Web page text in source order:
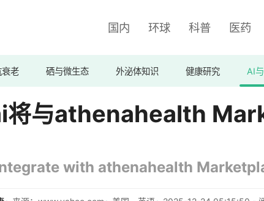
国内 环球 科普 医药
老 硒与微生态 外泌体知识 健康研究 AI
将与athenahealth
with athenahealth